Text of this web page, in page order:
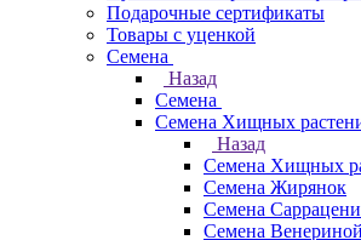
Подарочные сертификаты
Товары с уценкой
Семена
Назад
Семена
Семена Хищных
Назад
Семена Хищных
Семена Жирянок
Семена
Семена